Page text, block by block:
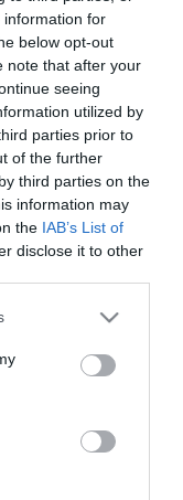
information for
below opt-out
note that after your
seeing
utilized by
parties prior to
of the further
third parties on the
information may
the IAB’s List of
disclose it to other
or more Google
You may click to
party tags to
in below Google
Ελλάδας-